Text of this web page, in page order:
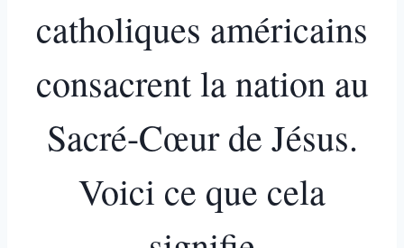
catholiques américains
consacrent la nation au
Sacré-Cœur de Jésus.
Voici ce que cela